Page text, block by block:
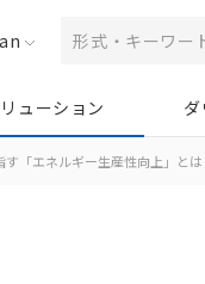
ューション
す「エネルギー生産性向上」とは